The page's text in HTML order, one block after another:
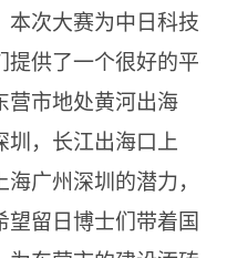
本次大赛为中日科技
提供了一个很好的平
营市地处黄河出海
圳，长江出海口上
广州深圳的潜力，
望留日博士们带着国